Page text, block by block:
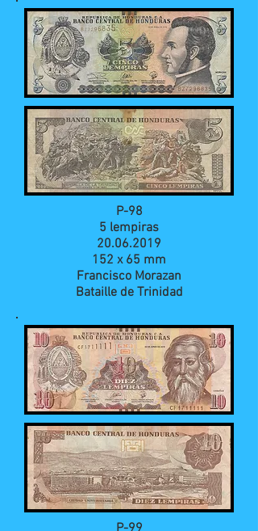
P-98
5 lempiras
20.06.2019
152 x 65 mm
Francisco Morazan
Bataille de Trinidad